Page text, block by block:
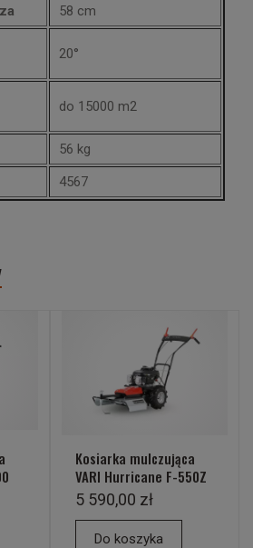
58 cm
20°
do 15000 m2
56 kg
4567
Kosiarka mulczująca
VARI Hurricane F-550Z
5 590,00 zł
Do koszyka